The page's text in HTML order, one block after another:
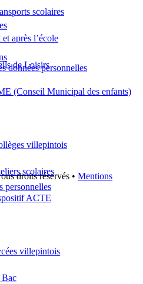
scolaires
après l’école
de Loisirs
(Conseil Municipal des enfants)
villepintois
scolaires
ACTE
villepintois
Bac
données personnelles
droits réservés • Mentions
personnelles